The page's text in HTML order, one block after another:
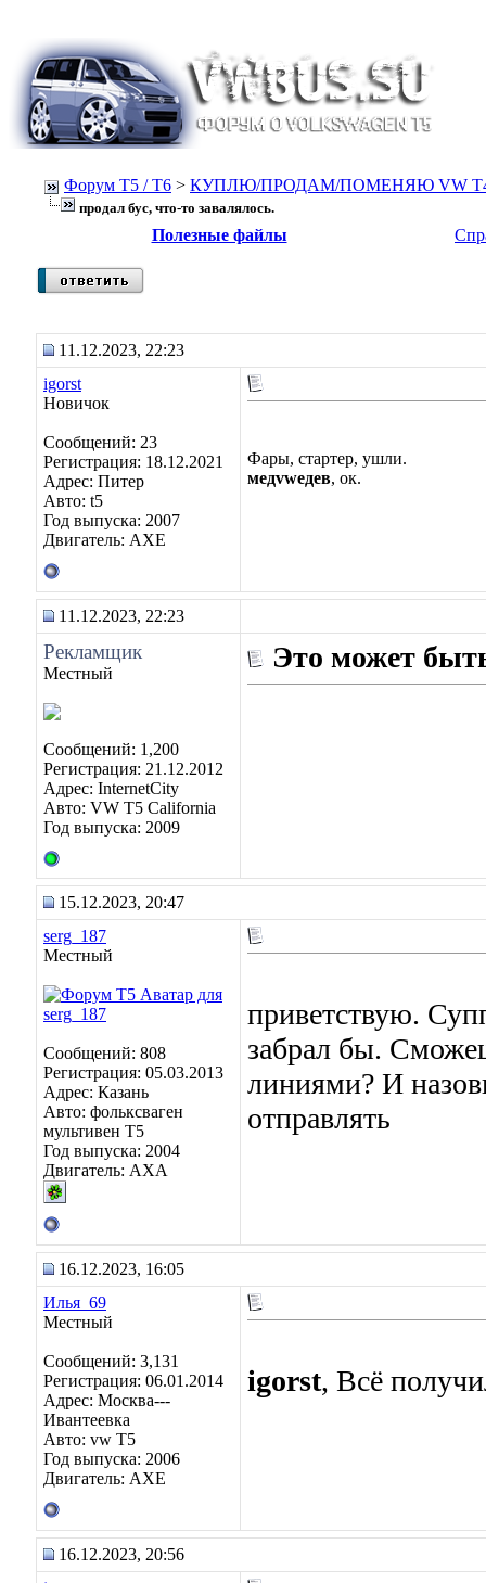
Форум Т5 / T6 > КУПЛЮ/ПРОДАМ/ПОМЕНЯЮ VW T4,
продал бус, что-то завалялось.
Полезные файлы
11.12.2023, 22:23
igorst
Новичок
Сообщений: 23
Регистрация: 18.12.2021
Адрес: Питер
Авто: t5
Год выпуска: 2007
Двигатель: AXE
Фары, стартер, ушли.
медvwедев, ок.
11.12.2023, 22:23
Рекламщик
Местный
Сообщений: 1,200
Регистрация: 21.12.2012
Адрес: InternetCity
Авто: VW T5 California
Год выпуска: 2009
Это может
15.12.2023, 20:47
serg_187
Местный
Сообщений: 808
Регистрация: 05.03.2013
Адрес: Казань
Авто: фольксваген
мультивен Т5
Год выпуска: 2004
Двигатель: АХА
приветствую.
забрал бы.
линиями? И
отправлять
16.12.2023, 16:05
Илья_69
Местный
Сообщений: 3,131
Регистрация: 06.01.2014
Адрес: Москва---
Ивантеевка
Авто: vw T5
Год выпуска: 2006
Двигатель: AXE
igorst, Всё
16.12.2023, 20:56